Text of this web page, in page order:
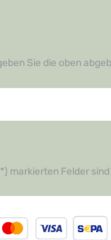
Sie die oben
markierten Felder